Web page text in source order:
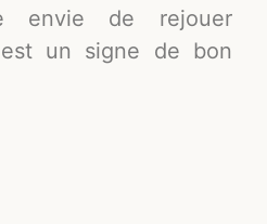
envie de rejouer
un signe de bon